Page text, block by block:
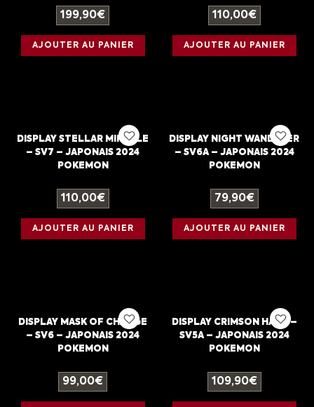
199,90€
AJOUTER AU PANIER
110,00€
AJOUTER AU PANIER
DISPLAY STELLAR MIRACLE
– SV7 – JAPONAIS 2024
POKEMON
110,00€
AJOUTER AU PANIER
DISPLAY NIGHT WANDERER
– SV6A – JAPONAIS 2024
POKEMON
79,90€
AJOUTER AU PANIER
DISPLAY MASK OF CHANGE
– SV6 – JAPONAIS 2024
POKEMON
99,00€
DISPLAY CRIMSON HAZE –
SV5A – JAPONAIS 2024
POKEMON
109,90€